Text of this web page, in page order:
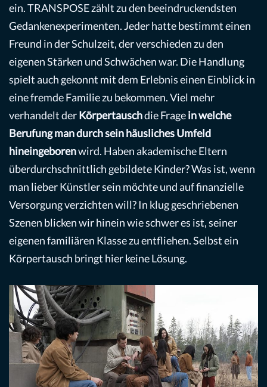
ein. TRANSPOSE zählt zu den beeindruckendsten
Gedankenexperimenten. Jeder hatte bestimmt einen
Freund in der Schulzeit, der verschieden zu den
eigenen Stärken und Schwächen war. Die Handlung
spielt auch gekonnt mit dem Erlebnis einen Einblick in
eine fremde Familie zu bekommen. Viel mehr
verhandelt derKörpertauschdie Fragein welche
Berufung man durch sein häusliches Umfeld
hineingeborenwird. Haben akademische Eltern
überdurchschnittlich gebildete Kinder? Was ist, wenn
man lieber Künstler sein möchte und auf finanzielle
Versorgung verzichten will? In klug geschriebenen
Szenen blicken wir hinein wie schwer es ist, seiner
eigenen familiären Klasse zu entfliehen. Selbst ein
Körpertausch bringt hier keine Lösung.